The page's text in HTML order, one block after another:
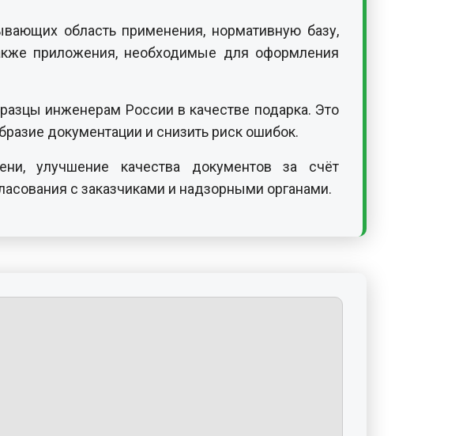
область применения, нормативную базу,
приложения, необходимые для оформления
инженерам России в качестве подарка. Это
документации и снизить риск ошибок.
улучшение качества документов за счёт
с заказчиками и надзорными органами.